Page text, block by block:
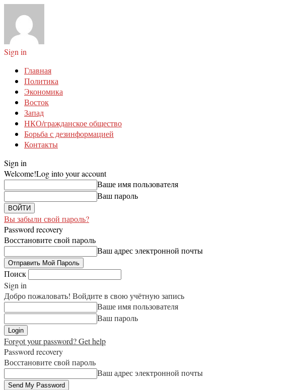
Sign in
Главная
Политика
Экономика
Восток
Запад
НКО/гражданское общество
Борьба с дезинформацией
Контакты
Sign in
Welcome!Log into your account
Ваше имя пользователя
Ваш пароль
Вы забыли свой пароль?
Password recovery
Восстановите свой пароль
Ваш адрес электронной почты
Поиск
Sign in
Добро пожаловать! Войдите в свою учётную запись
Ваше имя пользователя
Ваш пароль
Forgot your password? Get help
Password recovery
Восстановите свой пароль
Ваш адрес электронной почты